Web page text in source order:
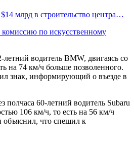
млрд в строительство центра…
по искусственному
летний водитель BMW, двигаясь со
на 74 км/ч больше позволенного.
знак, информирующий о въезде в
полчаса 60-летний водитель Subaru
106 км/ч, то есть на 56 км/ч
что спешил к